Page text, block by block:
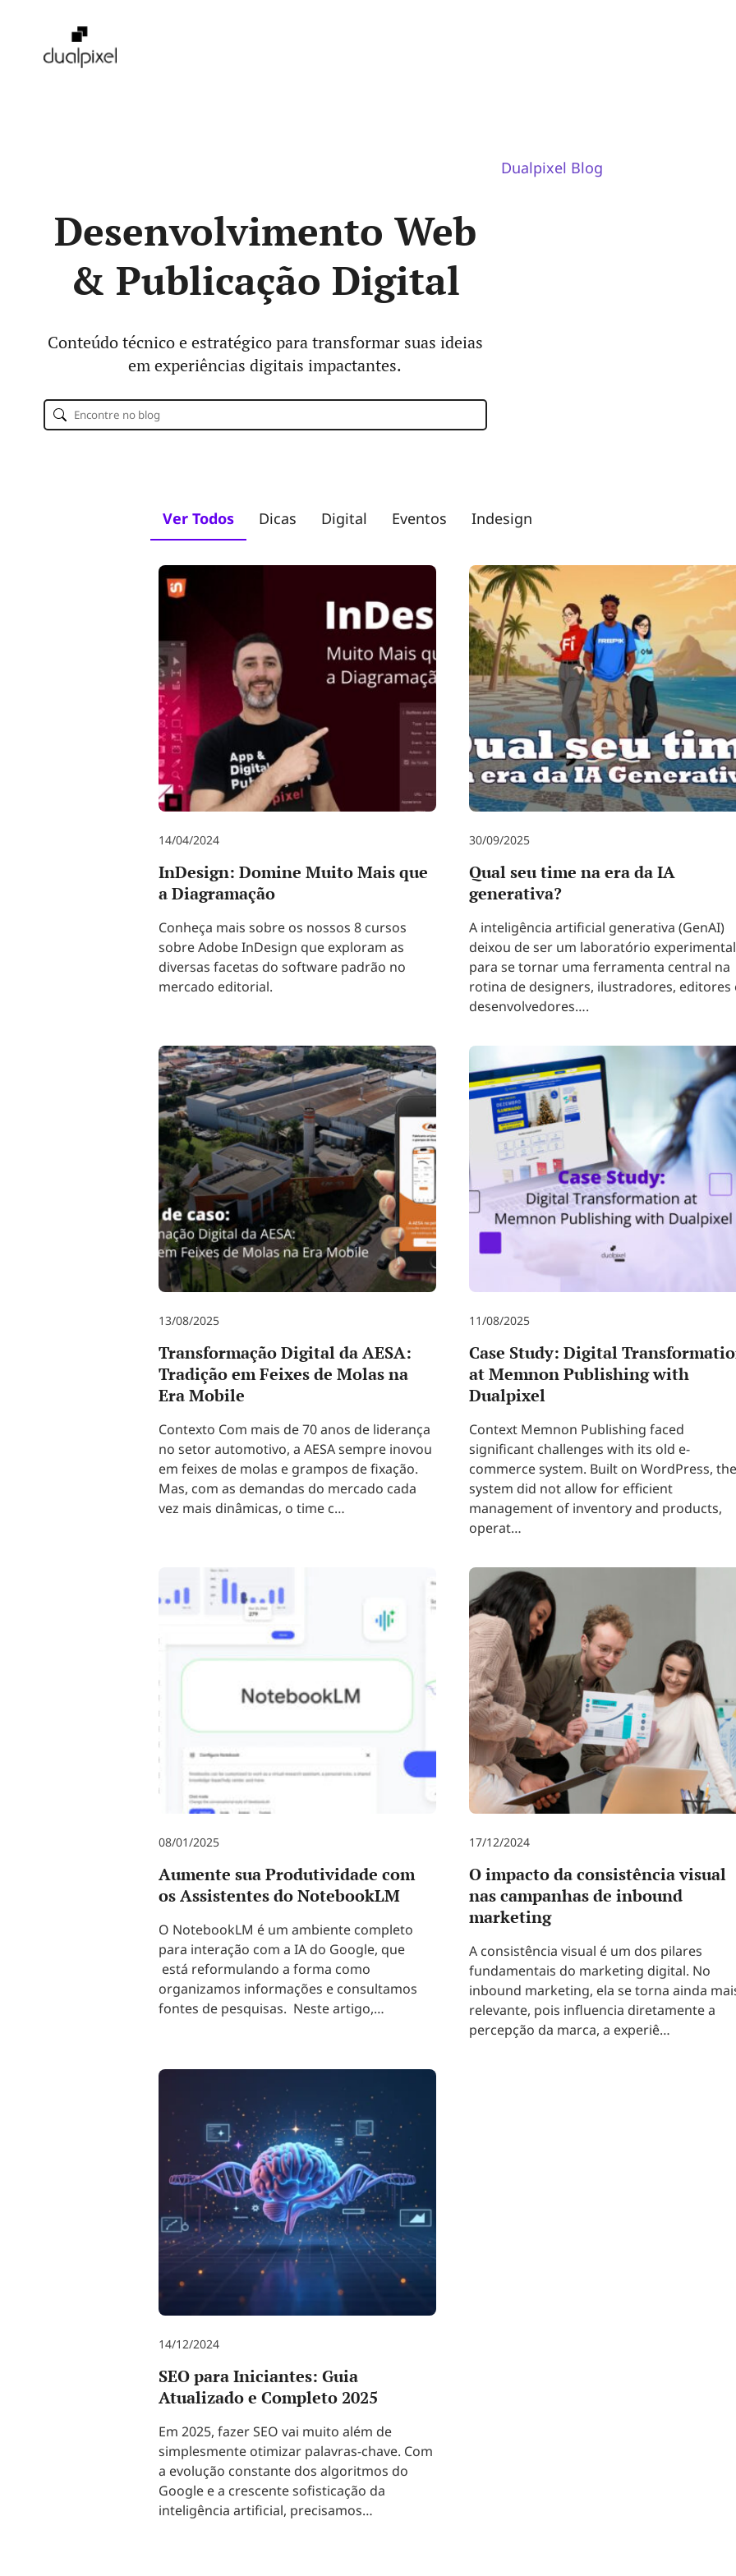
Dualpixel Blog
Desenvolvimento Web
& Publicação Digital
Conteúdo técnico e estratégico para transformar suas ideias
em experiências digitais impactantes.
Pesquisar
Ver Todos Dicas Digital Eventos Indesign
14/04/2024
InDesign: Domine Muito Mais que
a Diagramação
Conheça mais sobre os nossos 8 cursos
sobre Adobe InDesign que exploram as
diversas facetas do software padrão no
mercado editorial.
30/09/2025
Qual seu time na era da IA
generativa?
A inteligência artificial generativa (GenAI)
deixou de ser um laboratório experimental
para se tornar uma ferramenta central na
rotina de designers, ilustradores, editores
desenvolvedores….
13/08/2025
Transformação Digital da AESA:
Tradição em Feixes de Molas na
Era Mobile
Contexto Com mais de 70 anos de liderança
no setor automotivo, a AESA sempre inovou
em feixes de molas e grampos de fixação.
Mas, com as demandas do mercado cada
vez mais dinâmicas, o time c…
11/08/2025
Case Study: Digital
at Memnon Publishing with
Dualpixel
Context Memnon Publishing faced
significant challenges with its old e-
commerce system. Built on WordPress, the
system did not allow for efficient
management of inventory and products,
operat…
08/01/2025
Aumente sua Produtividade com
os Assistentes do NotebookLM
O NotebookLM é um ambiente completo
para interação com a IA do Google, que
está reformulando a forma como
organizamos informações e consultamos
fontes de pesquisas. Neste artigo,…
17/12/2024
O impacto da consistência visual
nas campanhas de inbound
marketing
A consistência visual é um dos pilares
fundamentais do marketing digital. No
inbound marketing, ela se torna ainda
relevante, pois influencia diretamente a
percepção da marca, a experiê…
14/12/2024
SEO para Iniciantes: Guia
Atualizado e Completo 2025
Em 2025, fazer SEO vai muito além de
simplesmente otimizar palavras-chave. Com
a evolução constante dos algoritmos do
Google e a crescente sofisticação da
inteligência artificial, precisamos…